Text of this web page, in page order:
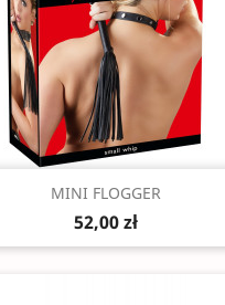
Szybki podgląd
MINI FLOGGER
52,00 zł